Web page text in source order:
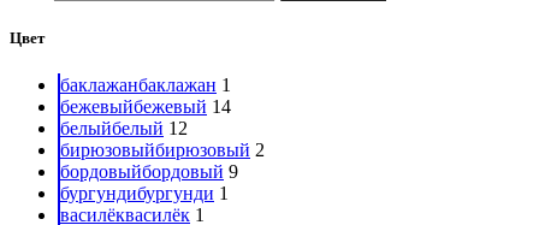
Цвет
баклажанбаклажан 1
бежевыйбежевый 14
белыйбелый 12
бирюзовыйбирюзовый 2
бордовыйбордовый 9
бургундибургунди 1
василёквасилёк 1